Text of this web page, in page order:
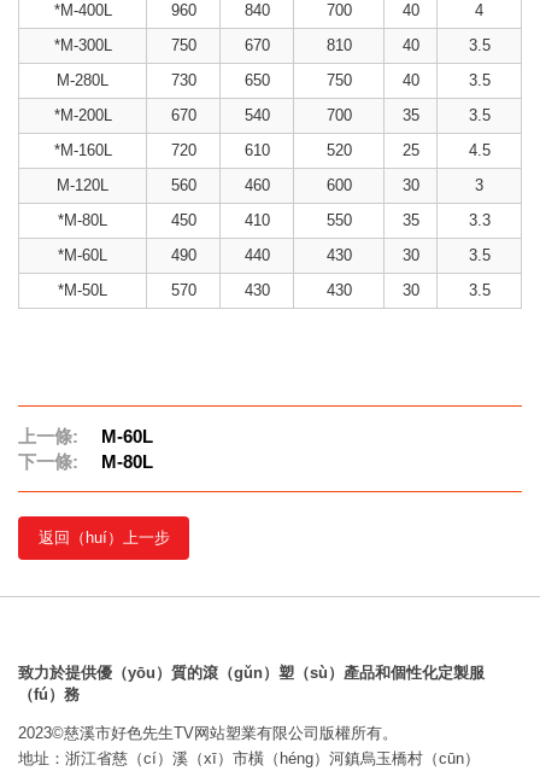
*M-400L
960 840 700 40
4
*M-300L
750 670 810 40
3.5
M-280L
730 650 750 40
3.5
*M-200L
670 540 700 35
3.5
*M-160L
720 610 520 25
4.5
M-120L
560 460 600 30
3
*M-80L
450 410 550 35
3.3
*M-60L
490 440 430 30
3.5
*M-50L
570 430 430 30 3.5
上一條:
M-60L
下一條:
M-80L
返回（huí）上一步
致力於提供優（yōu）質的滾（gǔn）塑（sù）產品和個性化定製服
（fú）務
2023©慈溪市好色先生TV网站塑業有限公司版權所有。
地址：浙江省慈（cí）溪（xī）市橫（héng）河鎮烏玉橋村（cūn）